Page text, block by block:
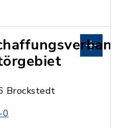
Brockstedt
0